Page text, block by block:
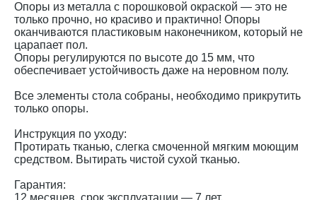
Опоры из металла с порошковой окраской — это не
только прочно, но красиво и практично! Опоры
оканчиваются пластиковым наконечником, который не
царапает пол.
Опоры регулируются по высоте до 15 мм, что
обеспечивает устойчивость даже на неровном полу.
Все элементы стола собраны, необходимо прикрутить
только опоры.
Инструкция по уходу:
Протирать тканью, слегка смоченной мягким моющим
средством. Вытирать чистой сухой тканью.
Гарантия:
12 месяцев, срок эксплуатации — 7 лет.